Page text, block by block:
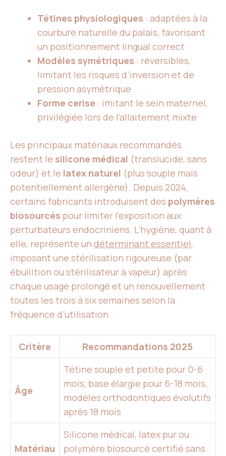
Tétines physiologiques : adaptées à la
courbure naturelle du palais, favorisant
un positionnement lingual correct
Modèles symétriques : réversibles,
limitant les risques d’inversion et de
pression asymétrique
Forme cerise : imitant le sein maternel,
privilégiée lors de l’allaitement mixte
Les principaux matériaux recommandés
restent le silicone médical (translucide, sans
odeur) et le latex naturel (plus souple mais
potentiellement allergène). Depuis 2024,
certains fabricants introduisent des polymères
biosourcés pour limiter l’exposition aux
perturbateurs endocriniens. L’hygiène, quant à
elle, représente un déterminant essentiel,
imposant une stérilisation rigoureuse (par
ébullition ou stérilisateur à vapeur) après
chaque usage prolongé et un renouvellement
toutes les trois à six semaines selon la
fréquence d’utilisation.
Critère Recommandations 2025
Âge
Tétine souple et petite pour 0-6
mois, base élargie pour 6-18 mois,
modèles orthodontiques évolutifs
après 18 mois
Matériau
Silicone médical, latex pur ou
polymère biosourcé certifié sans